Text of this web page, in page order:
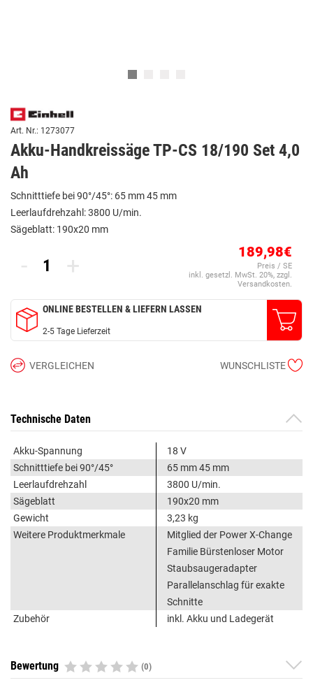
Art. Nr.: 1273077
Akku-Handkreissäge TP-CS 18/190 Set 4,0
Ah
Schnitttiefe bei 90°/45°: 65 mm 45 mm
Leerlaufdrehzahl: 3800 U/min.
Sägeblatt: 190x20 mm
- + 189,98€
Preis / SE
inkl. gesetzl. MwSt. 20%, zzgl.
Versandkosten.
ONLINE BESTELLEN & LIEFERN LASSEN
2-5 Tage Lieferzeit
VERGLEICHEN WUNSCHLISTE
Technische Daten
Akku-Spannung
18 V
Schnitttiefe bei 90°/45°
65 mm 45 mm
Leerlaufdrehzahl
3800 U/min.
Sägeblatt
190x20 mm
Gewicht
3,23 kg
Weitere Produktmerkmale
Mitglied der Power X-Change
Familie Bürstenloser Motor
Staubsaugeradapter
Parallelanschlag für exakte
Schnitte
Zubehör
inkl. Akku und Ladegerät
Bewertung (0)